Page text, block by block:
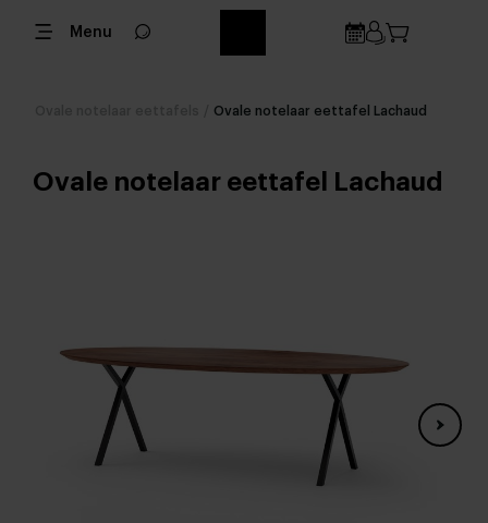
Menu
Ovale notelaar eettafel Lachaud
Ovale notelaar eettafel Lachaud